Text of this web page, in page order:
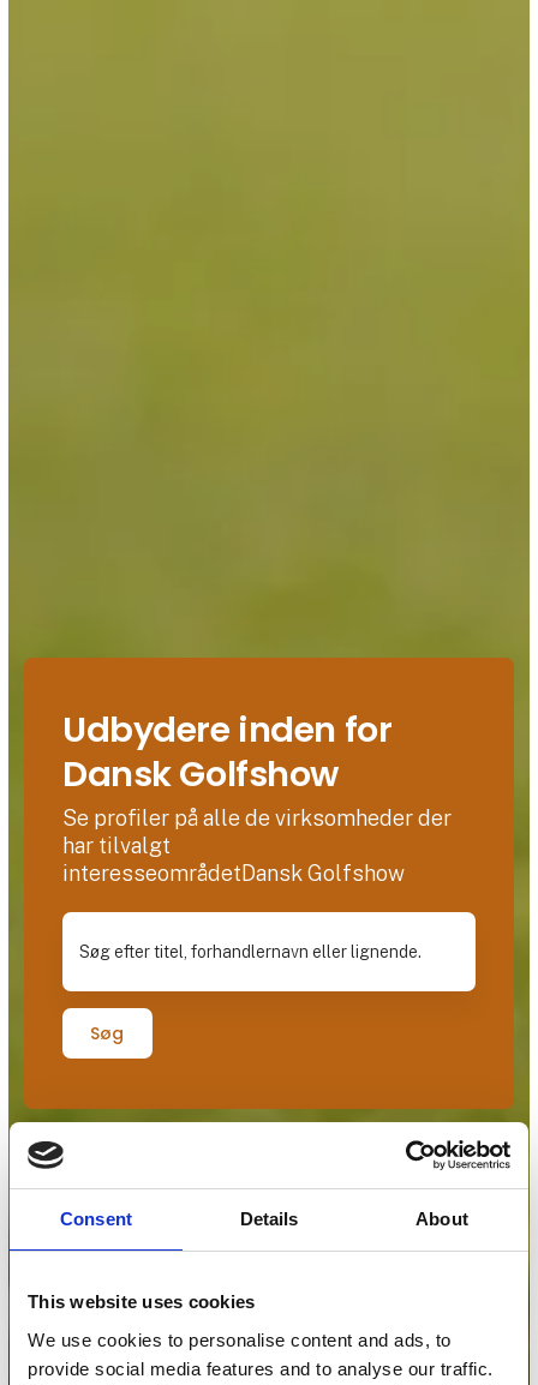
Consent Details About
This website uses cookies
We use cookies to personalise content and ads, to
provide social media features and to analyse our traffic.
Udbydere inden for
Dansk Golfshow
Se profiler på alle de virksomheder der
har tilvalgt
interesseområdetDansk Golfshow
Søg efter titel, forhandlernavn eller lignende.
Søg